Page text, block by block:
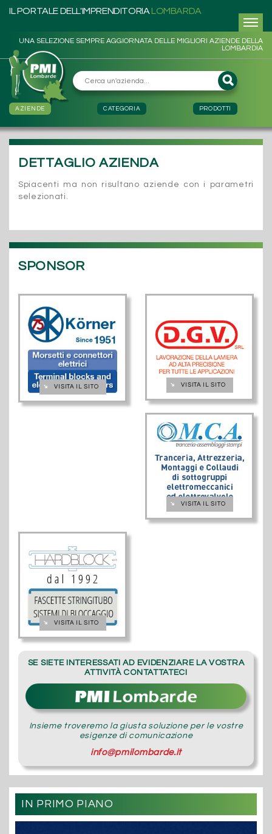
IL PORTALE DELL'IMPRENDITORIA LOMBARDA
UNA SELEZIONE SEMPRE AGGIORNATA DELLE MIGLIORI AZIENDE DELLA
LOMBARDIA
AZIENDE CATEGORIA PRODOTTI
DETTAGLIO AZIENDA
Spiacenti ma non risultano aziende con i parametri
selezionati.
SPONSOR
➔ VISITA IL SITO ➔ VISITA IL SITO
➔ VISITA IL SITO
➔ VISITA IL SITO
SE SIETE INTERESSATI AD EVIDENZIARE LA VOSTRA
ATTIVITÀ CONTATTATECI
Insieme troveremo la giusta soluzione per le vostre
esigenze di comunicazione
info@pmilombarde.it
IN PRIMO PIANO